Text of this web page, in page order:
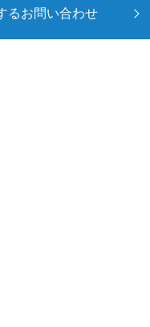
るお問い合わせ